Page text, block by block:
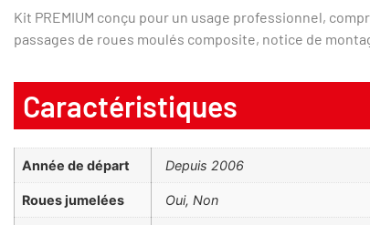
Kit PREMIUM conçu pour un usage professionnel,
passages de roues moulés composite, notice de
Caractéristiques
Année de départ depuis 2006
Roues jumelées Oui, Non